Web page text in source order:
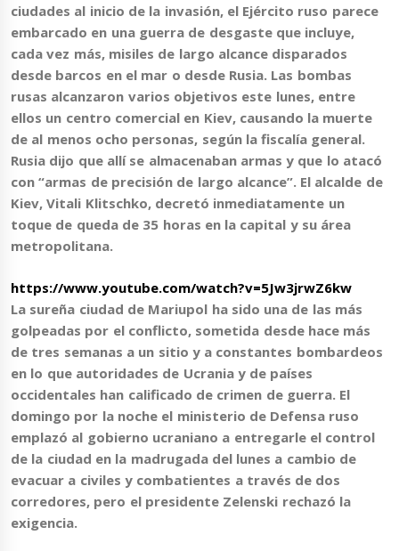
ciudades al inicio de la invasión, el Ejército ruso parece
embarcado en una guerra de desgaste que incluye,
cada vez más, misiles de largo alcance disparados
desde barcos en el mar o desde Rusia. Las bombas
rusas alcanzaron varios objetivos este lunes, entre
ellos un centro comercial en Kiev, causando la muerte
de al menos ocho personas, según la fiscalía general.
Rusia dijo que allí se almacenaban armas y que lo atacó
con “armas de precisión de largo alcance”. El alcalde de
Kiev, Vitali Klitschko, decretó inmediatamente un
toque de queda de 35 horas en la capital y su área
metropolitana.
https://www.youtube.com/watch?v=5Jw3jrwZ6kw
La sureña ciudad de Mariupol ha sido una de las más
golpeadas por el conflicto, sometida desde hace más
de tres semanas a un sitio y a constantes bombardeos
en lo que autoridades de Ucrania y de países
occidentales han calificado de crimen de guerra. El
domingo por la noche el ministerio de Defensa ruso
emplazó al gobierno ucraniano a entregarle el control
de la ciudad en la madrugada del lunes a cambio de
evacuar a civiles y combatientes a través de dos
corredores, pero el presidente Zelenski rechazó la
exigencia.